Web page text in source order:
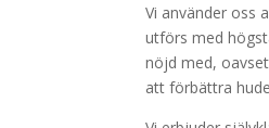
Vi använder oss
utförs med
nöjd med,
att förbättra